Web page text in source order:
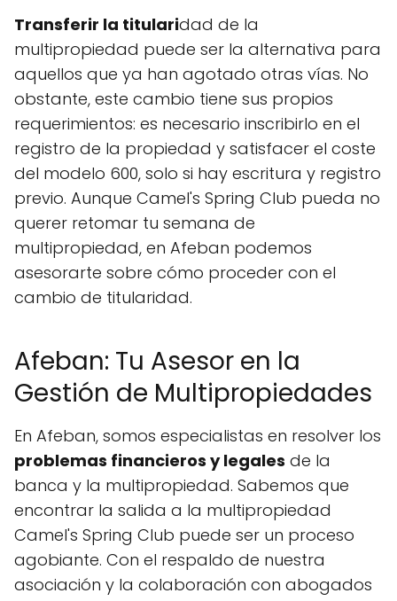
Transferir la titularidad de la
multipropiedad puede ser la alternativa para
aquellos que ya han agotado otras vías. No
obstante, este cambio tiene sus propios
requerimientos: es necesario inscribirlo en el
registro de la propiedad y satisfacer el coste
del modelo 600, solo si hay escritura y registro
previo. Aunque Camel's Spring Club pueda no
querer retomar tu semana de
multipropiedad, en Afeban podemos
asesorarte sobre cómo proceder con el
cambio de titularidad.
Afeban: Tu Asesor en la
Gestión de Multipropiedades
En Afeban, somos especialistas en resolver los
problemas financieros y legales de la
banca y la multipropiedad. Sabemos que
encontrar la salida a la multipropiedad
Camel's Spring Club puede ser un proceso
agobiante. Con el respaldo de nuestra
asociación y la colaboración con abogados